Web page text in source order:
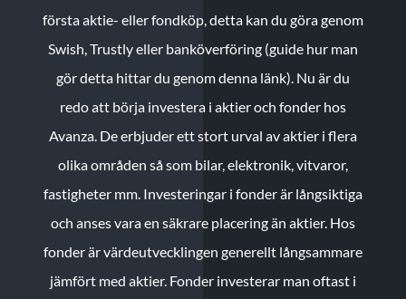
första aktie- eller fondköp, detta kan du göra genom
Swish, Trustly eller banköverföring (guide hur man
gör detta hittar du genom denna länk). Nu är du
redo att börja investera i aktier och fonder hos
Avanza. De erbjuder ett stort urval av aktier i flera
olika områden så som bilar, elektronik, vitvaror,
fastigheter mm. Investeringar i fonder är långsiktiga
och anses vara en säkrare placering än aktier. Hos
fonder är värdeutvecklingen generellt långsammare
jämfört med aktier. Fonder investerar man oftast i